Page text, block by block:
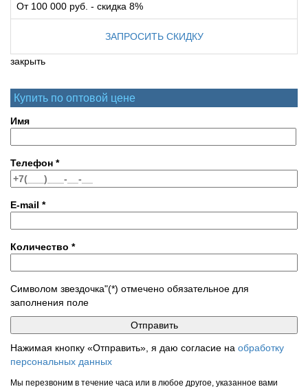
От 100 000 руб. - скидка 8%
ЗАПРОСИТЬ СКИДКУ
закрыть
Купить по оптовой цене
Имя
Телефон *
E-mail *
Количество *
Символом звездочка"(*) отмечено обязательное для
заполнения поле
Нажимая кнопку «Отправить», я даю согласие на обработку
персональных данных
Мы перезвоним в течение часа или в любое другое, указанное вами